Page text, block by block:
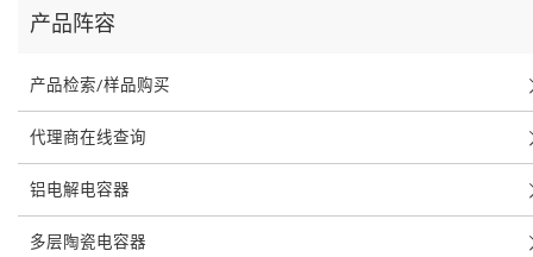
产品阵容
产品检索/样品购买
代理商在线查询
铝电解电容器
多层陶瓷电容器